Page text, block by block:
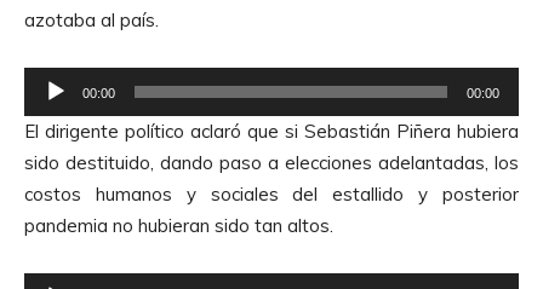
u
u
c
o
r
d
e
azotaba al país.
e
p
r
o
d
u
00:00 00:00
El dirigente político aclaró que si Sebastián Piñera hubiera
sido destituido, dando paso a elecciones adelantadas, los
costos humanos y sociales del estallido y posterior
pandemia no hubieran sido tan altos.